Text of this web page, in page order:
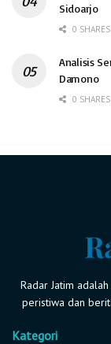
Sidoarjo
0 SHARES
Analisis
Damono
0 SHARES
Radar Jatim
peristiwa dan
Kategori